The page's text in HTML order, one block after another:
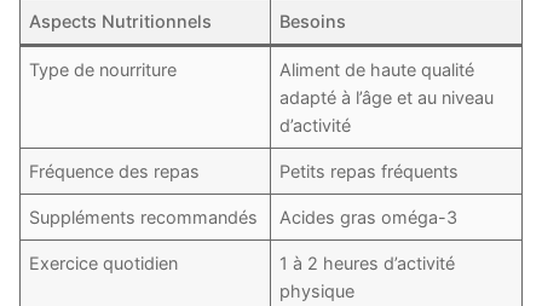
Aspects Nutritionnels Besoins
Type de nourriture
Aliment de haute qualité
adapté à l’âge et au niveau
d’activité
Fréquence des repas Petits repas fréquents
Suppléments recommandés Acides gras oméga-3
Exercice quotidien
1 à 2 heures d’activité
physique